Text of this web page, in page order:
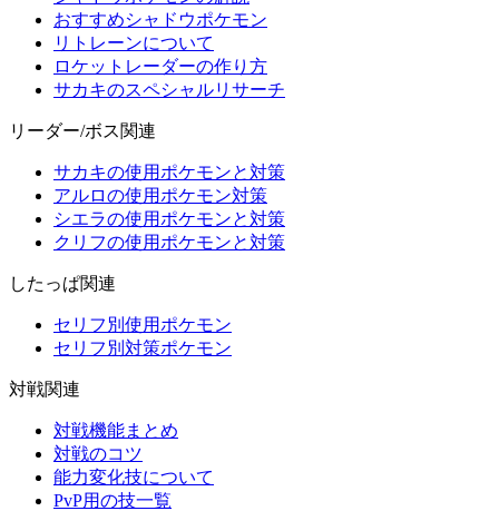
おすすめシャドウポケモン
リトレーンについて
ロケットレーダーの作り方
サカキのスペシャルリサーチ
リーダー/ボス関連
サカキの使用ポケモンと対策
アルロの使用ポケモン対策
シエラの使用ポケモンと対策
クリフの使用ポケモンと対策
したっぱ関連
セリフ別使用ポケモン
セリフ別対策ポケモン
対戦関連
対戦機能まとめ
対戦のコツ
能力変化技について
PvP用の技一覧